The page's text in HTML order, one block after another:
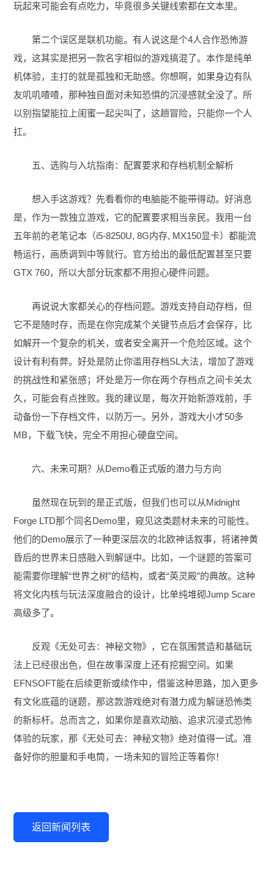
玩起来可能会有点吃力，毕竟很多关键线索都在文本里。
第二个误区是联机功能。有人说这是个4人合作恐怖游
戏，这其实是把另一款名字相似的游戏搞混了。本作是纯单
机体验，主打的就是孤独和无助感。你想啊，如果身边有队
友叽叽喳喳，那种独自面对未知恐惧的沉浸感就全没了。所
以别指望能拉上闺蜜一起尖叫了，这趟冒险，只能你一个人
扛。
五、选购与入坑指南：配置要求和存档机制全解析
想入手这游戏？先看看你的电脑能不能带得动。好消息
是，作为一款独立游戏，它的配置要求相当亲民。我用一台
五年前的老笔记本（i5-8250U, 8G内存, MX150显卡）都能流
畅运行，画质调到中等就行。官方给出的最低配置甚至只要
GTX 760，所以大部分玩家都不用担心硬件问题。
再说说大家都关心的存档问题。游戏支持自动存档，但
它不是随时存，而是在你完成某个关键节点后才会保存，比
如解开一个复杂的机关，或者安全离开一个危险区域。这个
设计有利有弊。好处是防止你滥用存档SL大法，增加了游戏
的挑战性和紧张感；坏处是万一你在两个存档点之间卡关太
久，可能会有点挫败。我的建议是，每次开始新游戏前，手
动备份一下存档文件，以防万一。另外，游戏大小才50多
MB，下载飞快，完全不用担心硬盘空间。
六、未来可期？从Demo看正式版的潜力与方向
虽然现在玩到的是正式版，但我们也可以从Midnight
Forge LTD那个同名Demo里，窥见这类题材未来的可能性。
他们的Demo展示了一种更深层次的北欧神话叙事，将诸神黄
昏后的世界末日感融入到解谜中。比如，一个谜题的答案可
能需要你理解“世界之树”的结构，或者“英灵殿”的典故。这种
将文化内核与玩法深度融合的设计，比单纯堆砌Jump Scare
高级多了。
反观《无处可去：神秘文物》，它在氛围营造和基础玩
法上已经很出色，但在故事深度上还有挖掘空间。如果
EFNSOFT能在后续更新或续作中，借鉴这种思路，加入更多
有文化底蕴的谜题，那这款游戏绝对有潜力成为解谜恐怖类
的新标杆。总而言之，如果你是喜欢动脑、追求沉浸式恐怖
体验的玩家，那《无处可去：神秘文物》绝对值得一试。准
备好你的胆量和手电筒，一场未知的冒险正等着你！
返回新闻列表